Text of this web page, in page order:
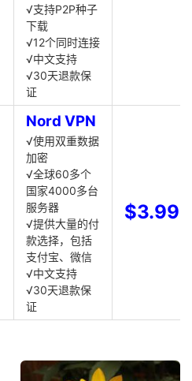
√支持P2P种子
下载
√12个同时连接
√中文支持
√30天退款保
证
Nord VPN
√使用双重数据
加密
√全球60多个
国家4000多台
服务器
√提供大量的付
款选择，包括
支付宝、微信
√中文支持
√30天退款保
证
$3.99